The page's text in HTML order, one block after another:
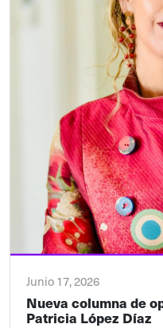
Junio 17, 2026
Nueva columna de
Patricia López Díaz